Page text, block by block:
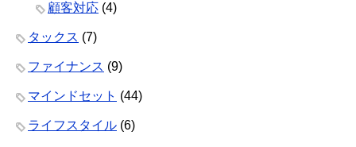
顧客対応 (4)
タックス (7)
ファイナンス (9)
マインドセット (44)
ライフスタイル (6)